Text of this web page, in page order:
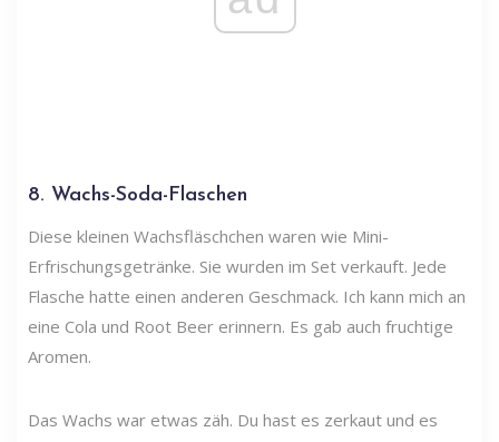
8. Wachs-Soda-Flaschen
Diese kleinen Wachsfläschchen waren wie Mini-
Erfrischungsgetränke. Sie wurden im Set verkauft. Jede
Flasche hatte einen anderen Geschmack. Ich kann mich an
eine Cola und Root Beer erinnern. Es gab auch fruchtige
Aromen.
Das Wachs war etwas zäh. Du hast es zerkaut und es